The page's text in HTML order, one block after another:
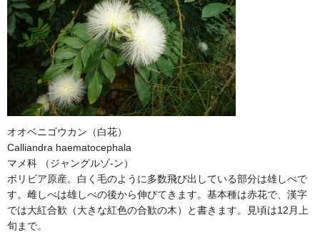
オオベニゴウカン（白花）
Calliandra haematocephala
マメ科 （ジャングルゾ-ン）
ボリビア原産。白く毛のように多数飛び出している部分は雄しべで
す。雌しべは雄しべの後から伸びてきます。基本種は赤花で、漢字
では大紅合歓（大きな紅色の合歓の木）と書きます。見頃は12月上
旬まで。